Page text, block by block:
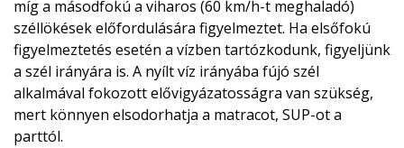
míg a másodfokú a viharos (60 km/h-t meghaladó)
széllökések előfordulására figyelmeztet. Ha elsőfokú
figyelmeztetés esetén a vízben tartózkodunk, figyeljünk
a szél irányára is. A nyílt víz irányába fújó szél
alkalmával fokozott elővigyázatosságra van szükség,
mert könnyen elsodorhatja a matracot, SUP-ot a
parttól.